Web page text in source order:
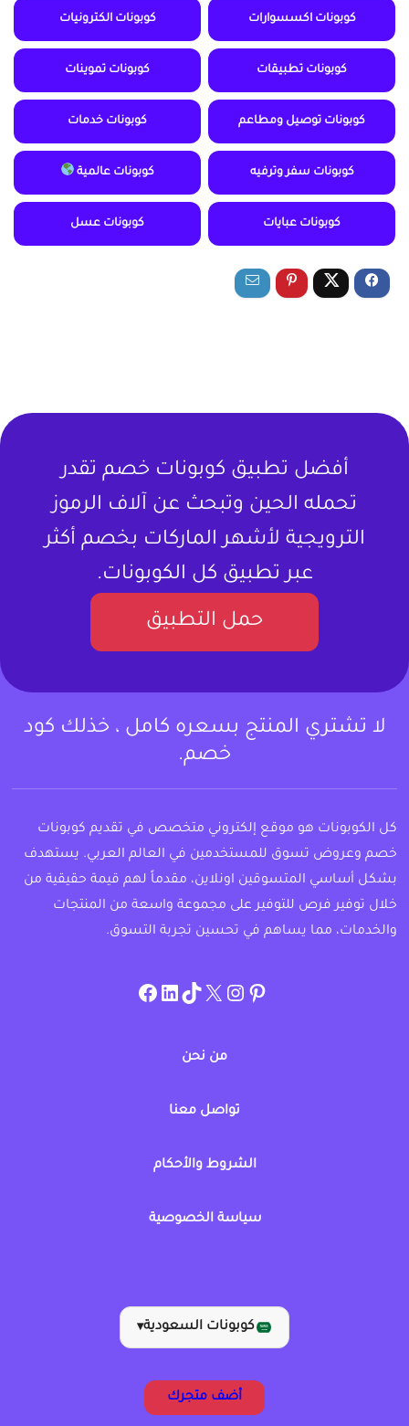
كوبونات اكسسوارات كوبونات الكترونيات
كوبونات تطبيقات كوبونات تموينات
كوبونات توصيل ومطاعم كوبونات خدمات
كوبونات سفر وترفيه كوبونات عالمية
كوبونات عبايات كوبونات عسل
أفضل تطبيق كوبونات خصم تقدر
تحمله الحين وتبحث عن آلاف الرموز
الترويجية لأشهر الماركات بخصم أكثر
عبر تطبيق كل الكوبونات.
حمل التطبيق
لا تشتري المنتج بسعره كامل ، خذلك كود
خصم.
كل الكوبونات هو موقع إلكتروني متخصص في تقديم كوبونات
خصم وعروض تسوق للمستخدمين في العالم العربي. يستهدف
بشكل أساسي المتسوقين اونلاين، مقدماً لهم قيمة حقيقية من
خلال توفير فرص للتوفير على مجموعة واسعة من المنتجات
والخدمات، مما يساهم في تحسين تجربة التسوق.
pinterest
allcouponat
twitter
TikTok
linkedin
facebook
من نحن
تواصل معنا
الشروط والأحكام
سياسة الخصوصية
كوبونات السعودية▾
أضف متجرك